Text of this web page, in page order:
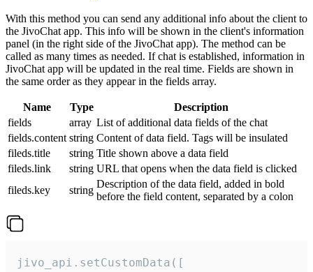
With this method you can send any additional info about the client to
the JivoChat app. This info will be shown in the client's information
panel (in the right side of the JivoChat app). The method can be
called as many times as needed. If chat is established, information in
JivoChat app will be updated in the real time. Fields are shown in
the same order as they appear in the fields array.
Name Type
Description
fields
array List of additional data fields of the chat
fields.content string Content of data field. Tags will be insulated
fileds.title
string Title shown above a data field
fileds.link
string URL that opens when the data field is clicked
fileds.key
string
Description of the data field, added in bold
before the field content, separated by a colon
jivo_api.setCustomData([